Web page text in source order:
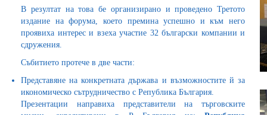
В резултат на това бе организирано и проведено Третото
издание на форума, което премина успешно и към него
проявиха интерес и взеха участие 32 български компании и
сдружения.
Събитието протече в две части:
Представяне на конкретната държава и възможностите й за
икономическо сътрудничество с Република България.
Презентации направиха представители на търговските